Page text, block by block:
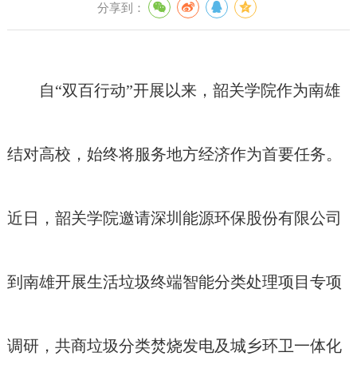
分享到：
自“双百行动”开展以来，韶关学院作为南雄
结对高校，始终将服务地方经济作为首要任务。
近日，韶关学院邀请深圳能源环保股份有限公司
到南雄开展生活垃圾终端智能分类处理项目专项
调研，共商垃圾分类焚烧发电及城乡环卫一体化